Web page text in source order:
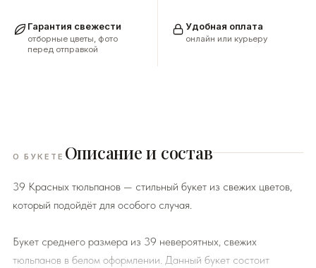
Гарантия свежести
отборные цветы, фото
перед отправкой
Удобная оплата
онлайн или курьеру
О БУКЕТЕ Описание и состав
39 Красных тюльпанов — стильный букет из свежих цветов,
который подойдёт для особого случая.
Букет среднего размера из 39 невероятных, свежих
тюльпанов в белом оформлении. Данный букет состоит